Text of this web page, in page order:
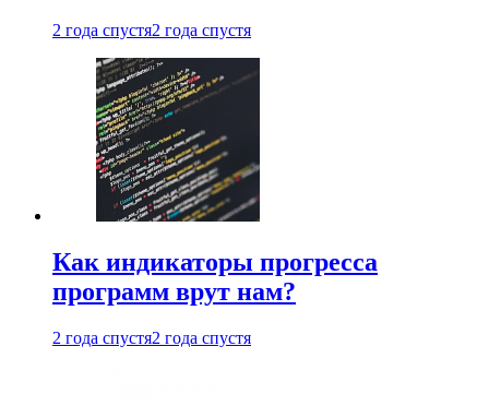
2 года спустя2 года спустя
Как индикаторы прогресса
программ врут нам?
2 года спустя2 года спустя